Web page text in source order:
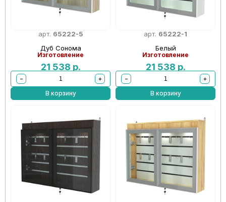
арт. 65222-5
Дуб Сонома
Изготовление
21 538 р.
−
+
В корзину
арт. 65222-1
Белый
Изготовление
21 538 р.
−
+
В корзину